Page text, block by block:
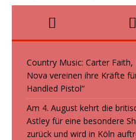
Country Music: Carter
Nova vereinen ihre Kräfte
Handled Pistol“
Am 4. August kehrt die
Astley für eine besondere
zurück und wird in Köln